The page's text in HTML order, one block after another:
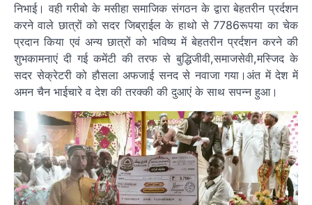
निभाई। वही गरीबो के मसीहा समाजिक संगठन के द्वारा बेहतरीन प्रर्दशन
करने वाले छात्रों को सदर जिब्राईल के हाथो से 7786रूपया का चेक
प्रदान किया एवं अन्य छात्रों को भविष्य में बेहतरीन प्रर्दशन करने की
शुभकामनाएं दी गई कमेंटी की तरफ से बुद्धिजीवी,समाजसेवी,मस्जिद के
सदर सेक्रेटरी को हौसला अफजाई सनद से नवाजा गया।अंत में देश में
अमन चैन भाईचारे व देश की तरक्की की दुआएं के साथ सपन्न हुआ।